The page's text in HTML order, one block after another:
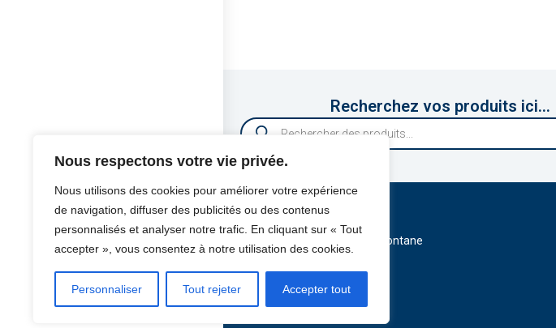
Nous respectons votre vie privée.
Nous utilisons des cookies pour améliorer votre expérience
de navigation, diffuser des publicités ou des contenus
personnalisés et analyser notre trafic. En cliquant sur « Tout
accepter », vous consentez à notre utilisation des cookies.
Personnaliser Tout rejeter Accepter tout
Recherchez vos produits ici...
PROTEK SAS
425 Avenue de la Tramontane